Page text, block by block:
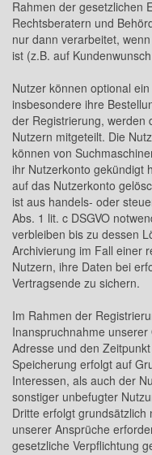
Rahmen der gesetzlichen
Rechtsberatern und
nur dann verarbeitet,
ist (z.B. auf
Nutzer können optional
insbesondere ihre
der Registrierung, werden
Nutzern mitgeteilt. Die
können von
ihr Nutzerkonto gekündigt
auf das Nutzerkonto
ist aus handels- oder
Abs. 1 lit. c DSGVO
verbleiben bis zu dessen
Archivierung im Fall einer
Nutzern, ihre Daten bei
Vertragsende zu sichern.
Im Rahmen der
Inanspruchnahme
Adresse und den
Speicherung erfolgt auf
Interessen, als auch der
sonstiger unbefugter
Dritte erfolgt
unserer Ansprüche
gesetzliche Verpflichtung